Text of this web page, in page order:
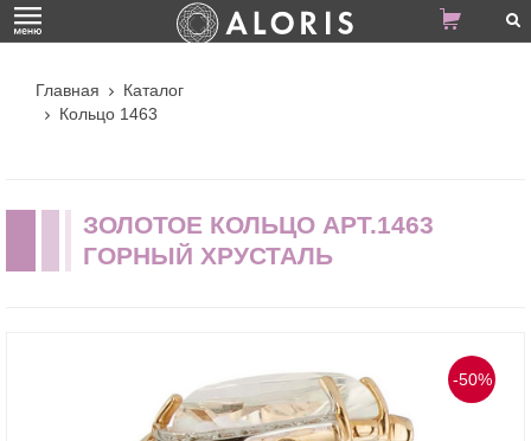
Главная
Каталог
Кольцо 1463
ЗОЛОТОЕ КОЛЬЦО АРТ.1463
ГОРНЫЙ ХРУСТАЛЬ
-50%